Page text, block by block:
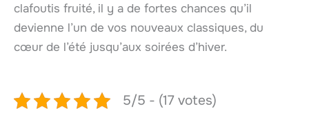
clafoutis fruité, il y a de fortes chances qu’il
devienne l’un de vos nouveaux classiques, du
cœur de l’été jusqu’aux soirées d’hiver.
5/5 - (17 votes)